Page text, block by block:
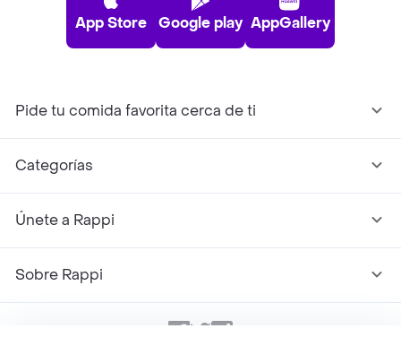
App Store Google play AppGallery
Pide tu comida favorita cerca de ti
Categorías
Únete a Rappi
Sobre Rappi
Facebook
TwitterInstagram